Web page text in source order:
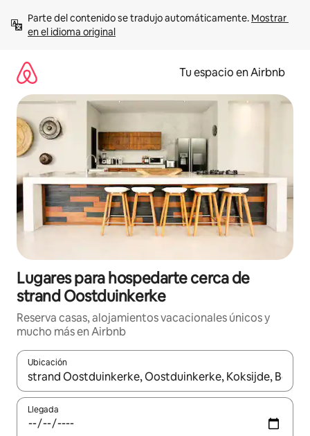
contenido
Parte del contenido se tradujo automáticamente. Mostrar
en el idioma original
Tu espacio en Airbnb
Lugares para hospedarte cerca de
strand Oostduinkerke
Reserva casas, alojamientos vacacionales únicos y
mucho más en Airbnb
Ubicación
Cuando los resultados estén disponibles, podrás navegar
Llegada